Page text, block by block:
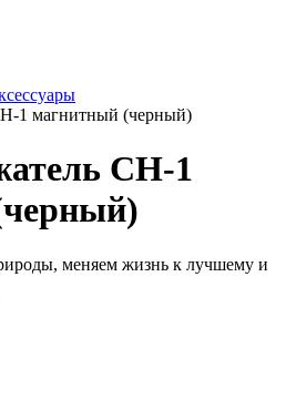
1 магнитный (черный)
СH-1
меняем жизнь к лучшему и